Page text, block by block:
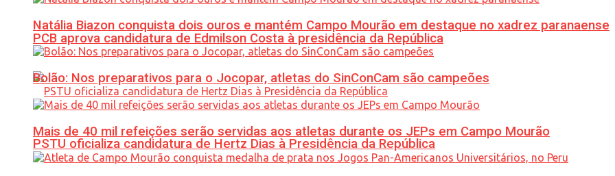
PCB aprova candidatura de Edmilson Costa à presidência da República
PSTU oficializa candidatura de Hertz Dias à Presidência da República
Natália Biazon conquista dois ouros e mantém Campo Mourão em destaque no xadrez paranaense
Bolão: Nos preparativos para o Jocopar, atletas do SinConCam são campeões
Mais de 40 mil refeições serão servidas aos atletas durante os JEPs em Campo Mourão